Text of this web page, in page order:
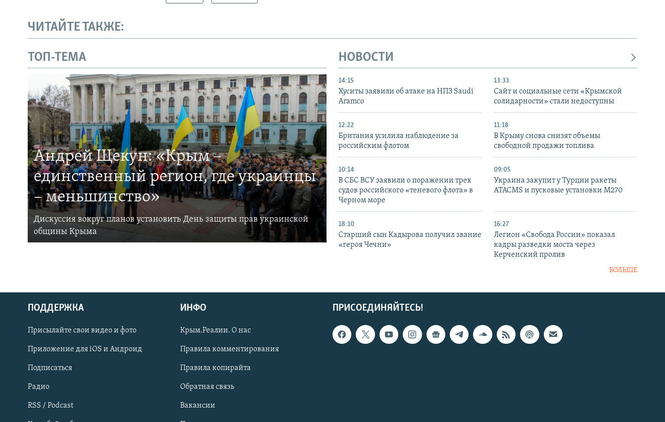
Українською
Qırımtatar
ПРИСОЕДИНЯЙТЕСЬ!
ЧИТАЙТЕ ТАКЖЕ:
ТОП-ТЕМА
Андрей Щекун: «Крым –
единственный регион, где украинцы
– меньшинство»
Дискуссия вокруг планов установить День защиты прав украинской
общины Крыма
НОВОСТИ
14:15
Хуситы заявили об атаке на НПЗ Saudi
Aramco
13:33
Сайт и социальные сети «Крымской
солидарности» стали недоступны
12:22
Британия усилила наблюдение за
российским флотом
11:18
В Крыму снова снизят объемы
свободной продажи топлива
10:14
В СБС ВСУ заявили о поражении трех
судов российского «теневого флота» в
Черном море
09:05
Украина закупит у Турции ракеты
ATACMS и пусковые установки M270
18:10
Старший сын Кадырова получил звание
«героя Чечни»
16:27
Легион «Свобода России» показал
кадры разведки моста через
Керченский пролив
БОЛЬШЕ
ПРИСОЕДИНЯЙТЕСЬ!
ПОДДЕРЖКА
Присылайте свои видео и фото
Приложение для iOS и Андроид
Подписаться
Радио
RSS / Podcast
ИНФО
Крым.Реалии. О нас
Правила комментирования
Правила копирайта
Обратная связь
Вакансии